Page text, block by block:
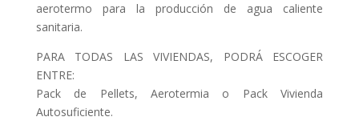
aerotermo para la producción de agua caliente
sanitaria.
PARA TODAS LAS VIVIENDAS, PODRÁ ESCOGER
ENTRE:
Pack de Pellets, Aerotermia o Pack Vivienda
Autosuficiente.